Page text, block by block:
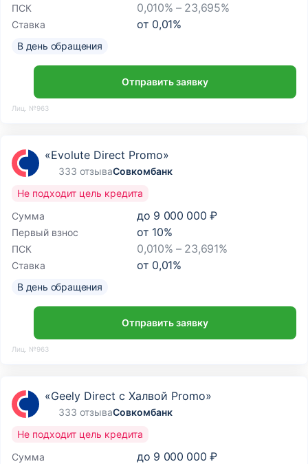
ПСК 0,010% – 23,695%
Ставка от 0,01%
В день обращения
Отправить заявку
Лиц. №963
«Evolute Direct Promo»
333 отзываСовкомбанк
Сумма до 9 000 000 ₽
Первый взнос от 10%
ПСК 0,010% – 23,691%
Ставка от 0,01%
Не подходит цель кредита
В день обращения
Отправить заявку
Лиц. №963
«Geely Direct с Халвой Promo»
333 отзываСовкомбанк
Сумма до 9 000 000 ₽
Не подходит цель кредита